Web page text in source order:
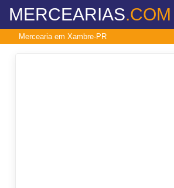
MERCEARIAS.COM
Mercearia em Xambre-PR